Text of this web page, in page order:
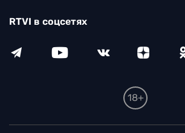
RTVI в соцсетях
18+